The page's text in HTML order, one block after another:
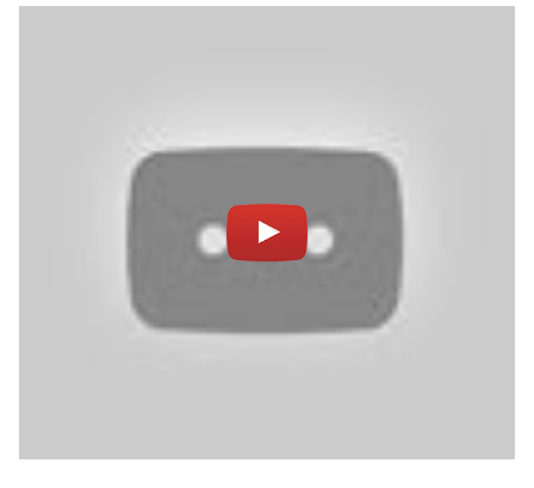
Area Personale
Hai bisogno di aiuto?